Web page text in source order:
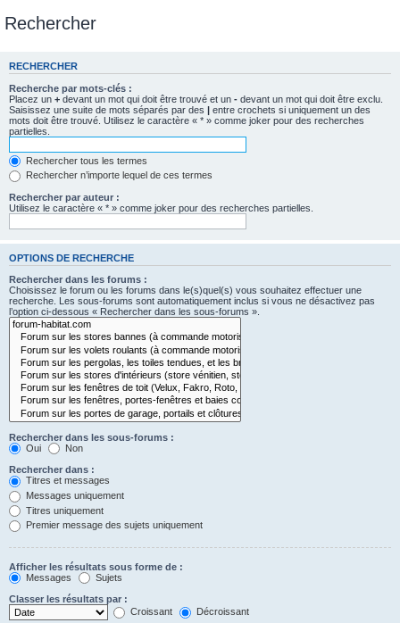
Rechercher
RECHERCHER
Recherche par mots-clés :
Placez un + devant un mot qui doit être trouvé et un - devant un mot qui doit être exclu.
Saisissez une suite de mots séparés par des | entre crochets si uniquement un des
mots doit être trouvé. Utilisez le caractère « * » comme joker pour des recherches
partielles.
Rechercher tous les termes
Rechercher n’importe lequel de ces termes
Rechercher par auteur :
Utilisez le caractère « * » comme joker pour des recherches partielles.
OPTIONS DE RECHERCHE
Rechercher dans les forums :
Choisissez le forum ou les forums dans le(s)quel(s) vous souhaitez effectuer une
recherche. Les sous-forums sont automatiquement inclus si vous ne désactivez pas
l’option ci-dessous « Rechercher dans les sous-forums ».
Rechercher dans les sous-forums :
Oui
Non
Rechercher dans :
Titres et messages
Messages uniquement
Titres uniquement
Premier message des sujets uniquement
Afficher les résultats sous forme de :
Messages
Sujets
Classer les résultats par :
Croissant
Décroissant